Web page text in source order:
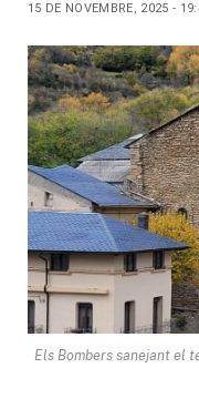
15 DE NOVEMBRE, 2025 -
Els Bombers sanejant el